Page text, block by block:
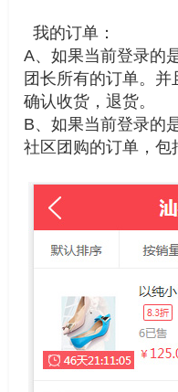
我的订单：
A、如果当前登录的
团长所有的订单。并
确认收货，退货。
B、如果当前登录的
社区团购的订单，包